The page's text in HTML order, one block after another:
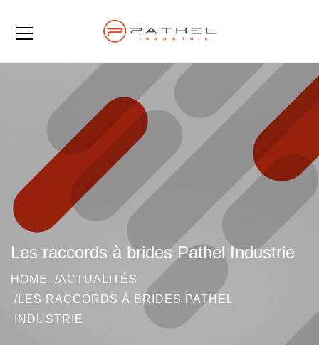
Les raccords à brides Pathel Industrie
HOME
ACTUALITÉS
LES RACCORDS À BRIDES PATHEL
INDUSTRIE